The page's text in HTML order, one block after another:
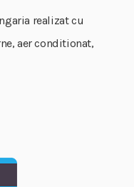
realizat cu
aer conditionat,